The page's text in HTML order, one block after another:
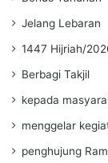
Jelang Lebaran
1447 Hijriah/
Berbagi Takjil
kepada
menggelar
penghujung